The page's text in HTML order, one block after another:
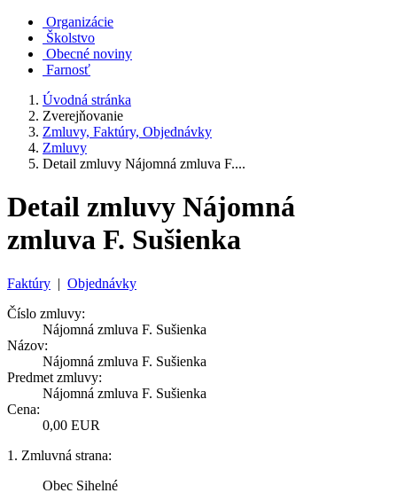
Organizácie
Školstvo
Obecné noviny
Farnosť
Úvodná stránka
Zverejňovanie
Zmluvy, Faktúry, Objednávky
Zmluvy
Detail zmluvy Nájomná zmluva F....
Detail zmluvy Nájomná
zmluva F. Sušienka
Faktúry | Objednávky
Číslo zmluvy:
Nájomná zmluva F. Sušienka
Názov:
Nájomná zmluva F. Sušienka
Predmet zmluvy:
Nájomná zmluva F. Sušienka
Cena:
0,00 EUR
1. Zmluvná strana:
Obec Sihelné